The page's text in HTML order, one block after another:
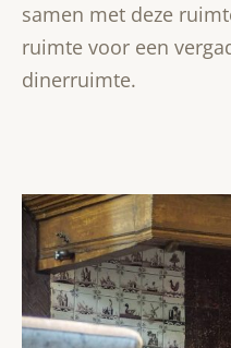
samen met deze
ruimte voor een
dinerruimte.